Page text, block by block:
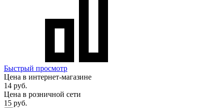
Быстрый просмотр
Цена в интернет-магазине
14 руб.
Цена в розничной сети
15 руб.